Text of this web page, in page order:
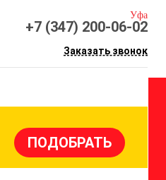
Уфа
+7 (347) 200-06-02
Заказать звонок